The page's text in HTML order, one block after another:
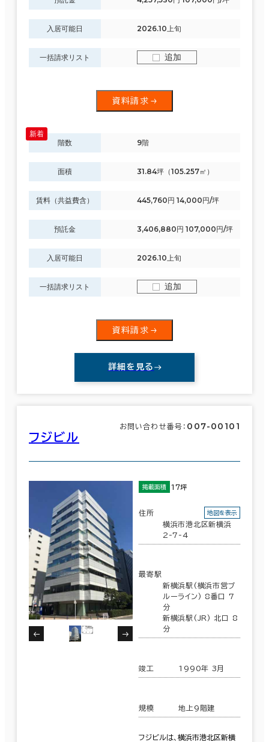
入居可能日 2026.10上旬
一括請求リスト 追加
資料請求
階数 9階
面積 31.84坪（105.257㎡）
賃料（共益費含） 445,760円 14,000円/坪
預託金 3,406,880円 107,000円/坪
入居可能日 2026.10上旬
一括請求リスト 追加
資料請求
詳細を見る
フジビル
お問い合わせ番号： 007-00101
掲載面積 17坪
住所
横浜市港北区新横浜
2-7-4
地図を表示
最寄駅
新横浜駅(横浜市営ブ
ルーライン) 8番口 7
分
新横浜駅(JR) 北口 8
分
竣工 1990年 3月
規模 地上9階建
フジビルは、横浜市港北区新横